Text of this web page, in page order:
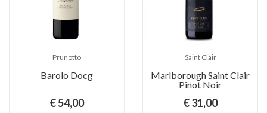
Prunotto
Barolo Docg
€ 54,00
Saint Clair
Marlborough Saint Clair
Pinot Noir
€ 31,00